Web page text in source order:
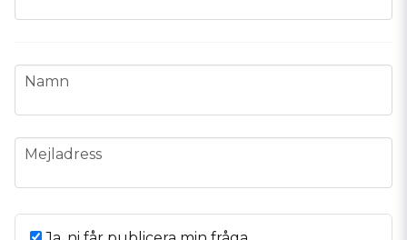
name
Namn
email
Mejladress